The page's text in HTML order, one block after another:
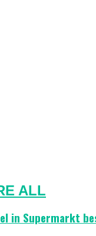
ALL
in Supermarkt